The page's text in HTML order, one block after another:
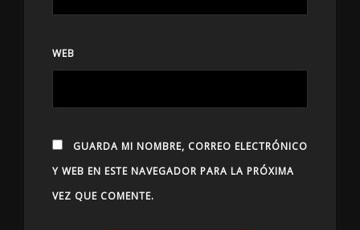
WEB
GUARDA MI NOMBRE, CORREO ELECTRÓNICO
Y WEB EN ESTE NAVEGADOR PARA LA PRÓXIMA
VEZ QUE COMENTE.